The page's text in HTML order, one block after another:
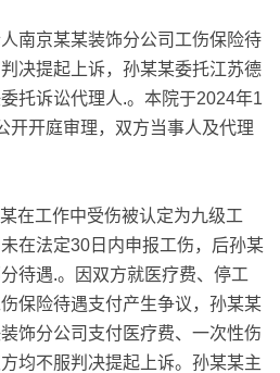
南京某某装饰分公司工伤保险待
决提起上诉，孙某某委托江苏德
托诉讼代理人.。本院于2024年1
开开庭审理，双方当事人及代理
在工作中受伤被认定为九级工
在法定30日内申报工伤，后孙某
待遇.。因双方就医疗费、停工
保险待遇支付产生争议，孙某某
饰分公司支付医疗费、一次性伤
均不服判决提起上诉。孙某某主